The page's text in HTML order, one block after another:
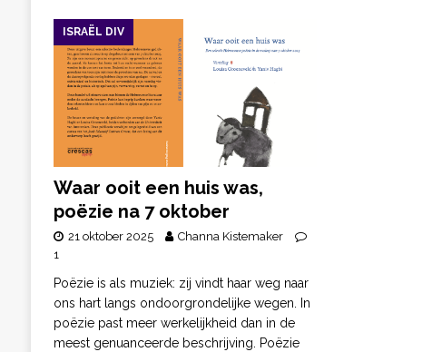
ISRAËL DIV
Waar ooit een huis was,
poëzie na 7 oktober
21 oktober 2025
Channa Kistemaker
1
Poëzie is als muziek: zij vindt haar weg naar
ons hart langs ondoorgrondelijke wegen. In
poëzie past meer werkelijkheid dan in de
meest genuanceerde beschrijving. Poëzie